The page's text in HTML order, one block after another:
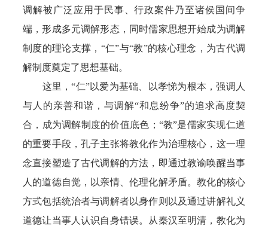
调解被广泛应用于民事、行政案件乃至诸侯国间争
端，形成多元调解形态，同时儒家思想开始成为调解
制度的理论支撑，“仁”与“教”的核心理念，为古代调
解制度奠定了思想基础。
这里，“仁”以爱为基础、以孝悌为根本，强调人
与人的亲善和谐，与调解“和息纷争”的追求高度契
合，成为调解制度的价值底色；“教”是儒家实现仁道
的重要手段，孔子主张将教化作为治理核心，这一理
念直接塑造了古代调解的方法，即通过教谕唤醒当事
人的道德自觉，以亲情、伦理化解矛盾。教化的核心
方式包括统治者与调解者以身作则以及通过讲解礼义
道德让当事人认识自身错误。从秦汉至明清，教化为